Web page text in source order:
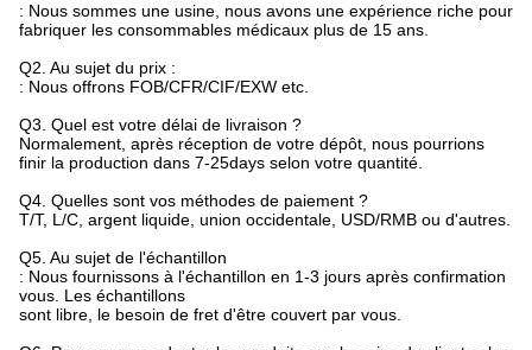
: Nous sommes une usine, nous avons une expérience riche pour
fabriquer les consommables médicaux plus de 15 ans.
Q2. Au sujet du prix :
: Nous offrons FOB/CFR/CIF/EXW etc.
Q3. Quel est votre délai de livraison ?
Normalement, après réception de votre dépôt, nous pourrions
finir la production dans 7-25days selon votre quantité.
Q4. Quelles sont vos méthodes de paiement ?
T/T, L/C, argent liquide, union occidentale, USD/RMB ou d'autres.
Q5. Au sujet de l'échantillon
: Nous fournissons à l'échantillon en 1-3 jours après confirmation
vous. Les échantillons
sont libre, le besoin de fret d'être couvert par vous.